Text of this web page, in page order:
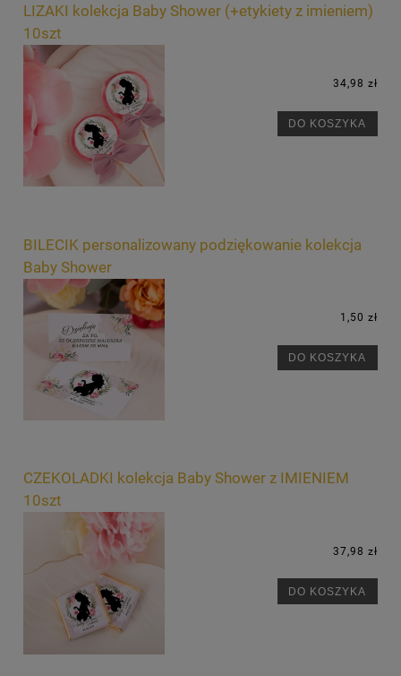
LIZAKI kolekcja Baby Shower (+etykiety z imieniem)
10szt
34,98 zł
DO KOSZYKA
BILECIK personalizowany podziękowanie kolekcja
Baby Shower
1,50 zł
DO KOSZYKA
CZEKOLADKI kolekcja Baby Shower z IMIENIEM
10szt
37,98 zł
DO KOSZYKA